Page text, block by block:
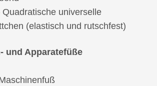
Quadratische universelle
(elastisch und rutschfest)
und Apparatefüße